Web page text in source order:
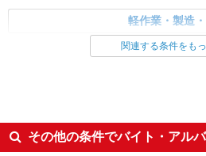
軽作業・製造
同じ特徴から求人を探す関連する条件をも
その他の条件でバイト・アル